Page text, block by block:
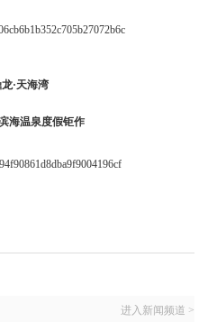
·天海湾
海温泉度假钜作
进入新闻频道 >